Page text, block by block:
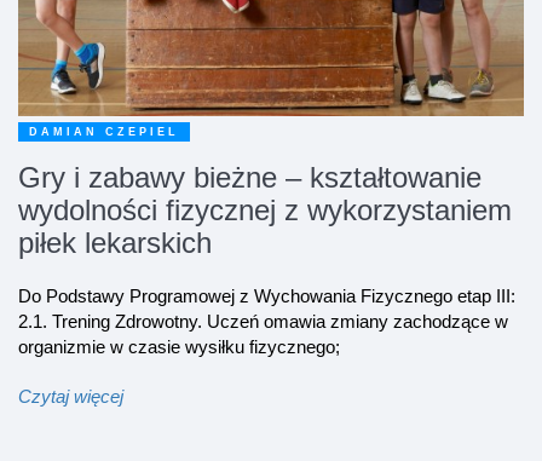
DAMIAN CZEPIEL
Gry i zabawy bieżne – kształtowanie
wydolności fizycznej z wykorzystaniem
piłek lekarskich
Do Podstawy Programowej z Wychowania Fizycznego etap III:
2.1. Trening Zdrowotny. Uczeń omawia zmiany zachodzące w
organizmie w czasie wysiłku fizycznego;
Czytaj więcej